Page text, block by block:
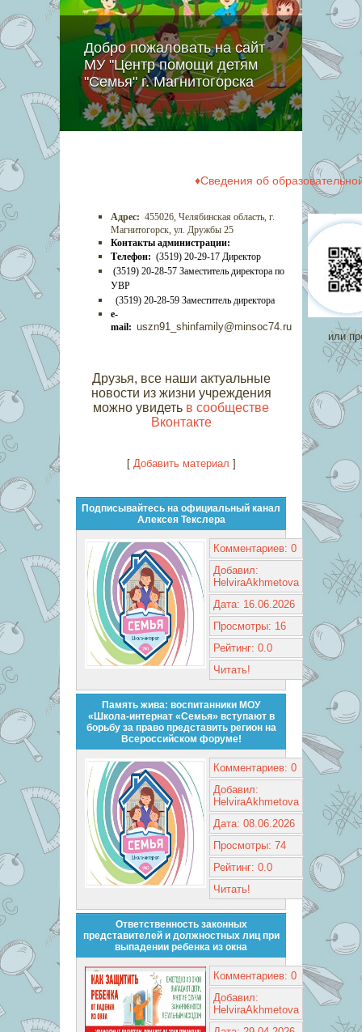
Добро пожаловать на сайт
МУ "Центр помощи детям
"Семья" г. Магнитогорска
♦Сведения об
Адрес: 455026, Челябинская область, г.
Магнитогорск, ул. Дружбы 25
Контакты администрации:
Телефон: (3519) 20-29-17 Директор
(3519) 20-28-57 Заместитель директора по
УВР
(3519) 20-28-59 Заместитель директора
e-
mail: uszn91_shinfamily@minsoc74.ru
или
Друзья, все наши актуальные
новости из жизни учреждения
можно увидеть в сообществе
Вконтакте
[ Добавить материал ]
Подписывайтесь на официальный канал
Алексея Текслера
Комментариев: 0
Добавил:
HelviraAkhmetova
Дата: 16.06.2026
Просмотры: 16
Рейтинг: 0.0
Читать!
Память жива: воспитанники МОУ
«Школа-интернат «Семья» вступают в
борьбу за право представить регион на
Всероссийском форуме!
Комментариев: 0
Добавил:
HelviraAkhmetova
Дата: 08.06.2026
Просмотры: 74
Рейтинг: 0.0
Читать!
Ответственность законных
представителей и должностных лиц при
выпадении ребенка из окна
Комментариев: 0
Добавил:
HelviraAkhmetova